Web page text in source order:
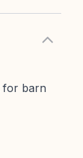
for barn